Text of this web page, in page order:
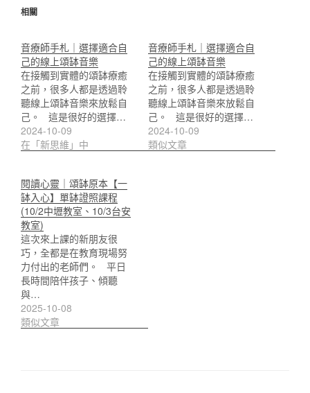
相關
音療師手札｜選擇適合自
己的線上頌缽音樂
在接觸到實體的頌缽療癒
之前，很多人都是透過聆
聽線上頌缽音樂來放鬆自
己。 這是很好的選擇…
2024-10-09
在「新思維」中
音療師手札｜選擇適合自
己的線上頌缽音樂
在接觸到實體的頌缽療癒
之前，很多人都是透過聆
聽線上頌缽音樂來放鬆自
己。 這是很好的選擇…
2024-10-09
類似文章
閱讀心靈｜頌缽原本【一
缽入心】單缽證照課程
(10/2中壢教室、10/3台安
教室)
這次來上課的新朋友很
巧，全都是在教育現場努
力付出的老師們。 平日
長時間陪伴孩子、傾聽
與…
2025-10-08
類似文章